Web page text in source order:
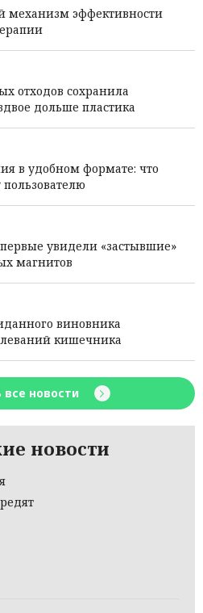
эффективности
отходов сохранила
дольше пластика
в удобном формате: что
увидели «застывшие»
магнитов
виновника
кишечника
все новости
новости